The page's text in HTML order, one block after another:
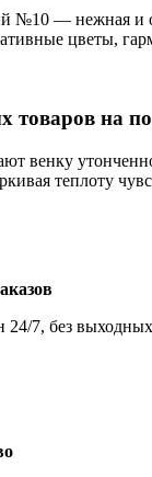
№10 — нежная и
цветы,
товаров на
венку
теплоту
24/7, без